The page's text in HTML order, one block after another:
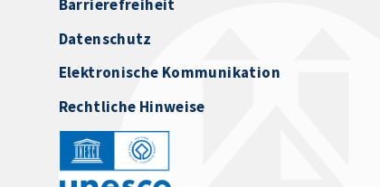
Barrierefreiheit
Datenschutz
Elektronische Kommunikation
Rechtliche Hinweise